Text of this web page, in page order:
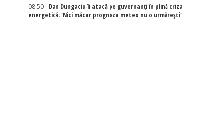
08:50
Dan Dungaciu îi atacă pe guvernanți în plină criza
energetică: 'Nici măcar prognoza meteo nu o urmărești'